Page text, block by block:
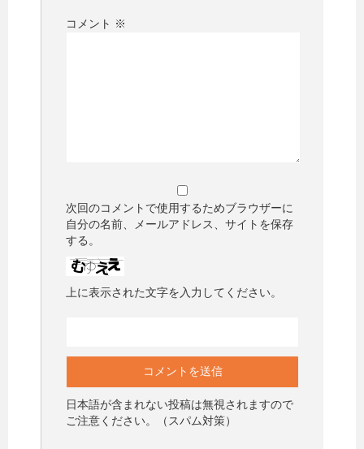
コメント ※
次回のコメントで使用するためブラウザーに
自分の名前、メールアドレス、サイトを保存
する。
上に表示された文字を入力してください。
日本語が含まれない投稿は無視されますので
ご注意ください。（スパム対策）